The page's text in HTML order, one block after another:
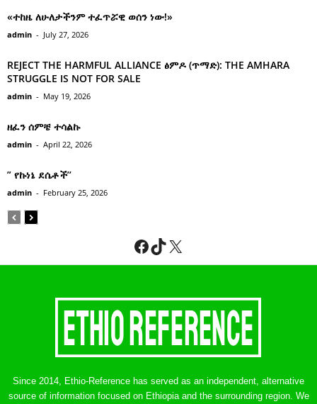
«ተከዜ ለሁለታችንም ተፈጥሯዊ ወሰን ነው!»
admin - July 27, 2026
REJECT THE HARMFUL ALLIANCE ፅምዶ (ጥማድ): THE AMHARA
STRUGGLE IS NOT FOR SALE
admin - May 19, 2026
ዘፈን ሰምቼ ተሳልኩ
admin - April 22, 2026
” የኩነኔ ደሴቶች’’
admin - February 25, 2026
Facebook
TikTok
X
Since 2014, Ethio-Reference has served as an independent, alternative
source of information focused on Ethiopia and the surrounding region. We